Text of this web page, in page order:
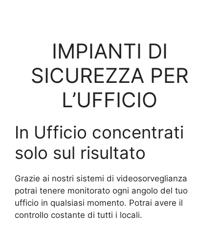
IMPIANTI DI
SICUREZZA PER
L’UFFICIO
In Ufficio concentrati
solo sul risultato
Grazie ai nostri sistemi di videosorveglianza
potrai tenere monitorato ogni angolo del tuo
ufficio in qualsiasi momento. Potrai avere il
controllo costante di tutti i locali.